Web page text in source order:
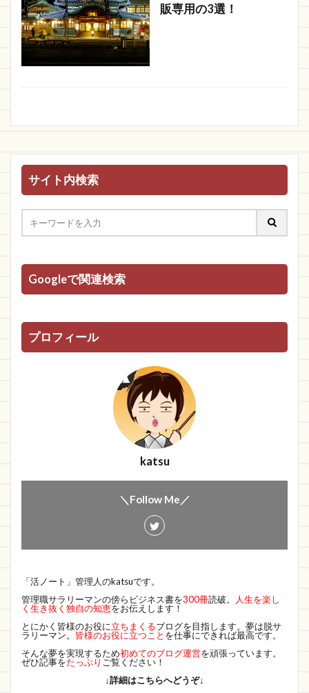
販専用の3選！
サイト内検索
Googleで関連検索
プロフィール
katsu
＼Follow Me／
「活ノート」管理人のkatsuです。
管理職サラリーマンの傍らビジネス書を300冊読破。
人生を楽し
く生き抜く独自の知恵をお伝えします！
とにかく皆様のお役に立ちまくるブログを目指します。夢は脱サ
ラリーマン。 皆様のお役に立つこと を仕事にできれば最高です。
そんな夢を実現するため初めてのブログ運営を頑張っています。
ぜひ記事をたっぷり ご覧ください！
↓詳細はこちらへどうぞ↓